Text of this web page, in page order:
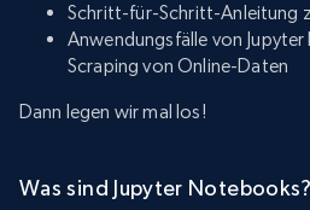
Schritt-für-Schritt-Anleitung
Anwendungsfälle von
Scraping von Online-Daten
Dann legen wir mal los!
Was sind Jupyter Notebooks?